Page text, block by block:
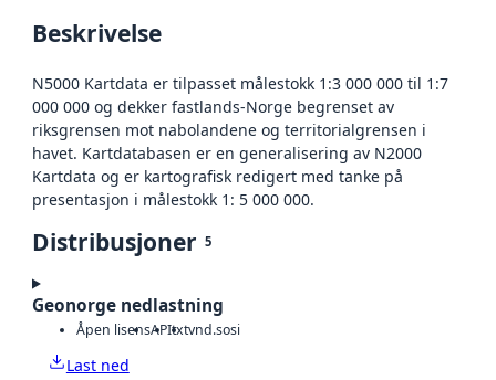
Beskrivelse
N5000 Kartdata er tilpasset målestokk 1:3 000 000 til 1:7
000 000 og dekker fastlands-Norge begrenset av
riksgrensen mot nabolandene og territorialgrensen i
havet. Kartdatabasen er en generalisering av N2000
Kartdata og er kartografisk redigert med tanke på
presentasjon i målestokk 1: 5 000 000.
Distribusjoner 5
Geonorge nedlastning
Åpen lisensAPItxtvnd.sosi
Last ned